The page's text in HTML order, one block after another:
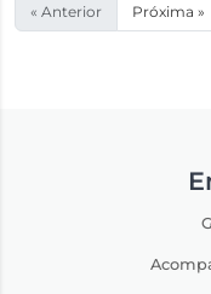
« Anterior Próxima »